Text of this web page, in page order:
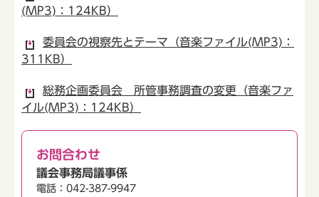
(MP3)：124KB）
委員会の視察先とテーマ（音楽ファイル(MP3)：
311KB）
総務企画委員会 所管事務調査の変更（音楽ファ
イル(MP3)：124KB）
お問合わせ
議会事務局議事係
電話：042-387-9947